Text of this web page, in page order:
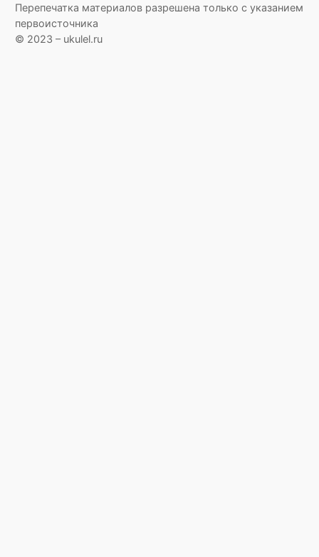
Перепечатка материалов разрешена только с указанием
первоисточника
© 2023 – ukulel.ru